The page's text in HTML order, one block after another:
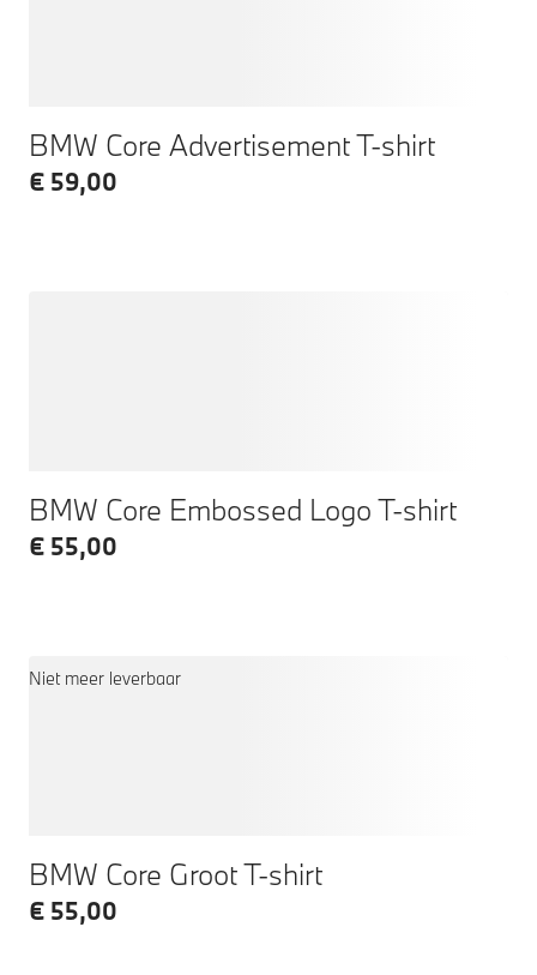
BMW Core Advertisement T-shirt
€ 59,00
BMW Core Embossed Logo T-shirt
€ 55,00
Niet meer leverbaar
BMW Core Groot T-shirt
€ 55,00